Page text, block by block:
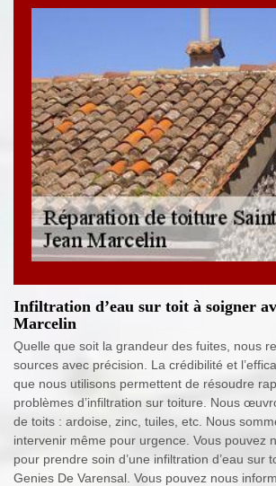
Infiltration d’eau sur toit à soigner
Marcelin
Quelle que soit la grandeur des fuites, nous
sources avec précision. La crédibilité et
que nous utilisons permettent de résoudre
problèmes d’infiltration sur toiture. Nous
de toits : ardoise, zinc, tuiles, etc. Nous
intervenir même pour urgence. Vous pouvez
pour prendre soin d’une infiltration d’eau sur
Genies De Varensal. Vous pouvez nous